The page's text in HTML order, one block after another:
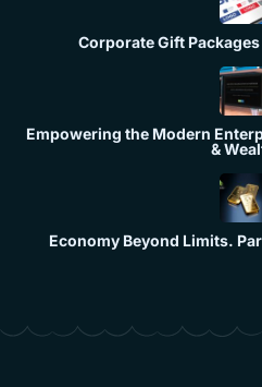
Corporate Gift
Empowering the Modern
&
Economy Beyond Limits.